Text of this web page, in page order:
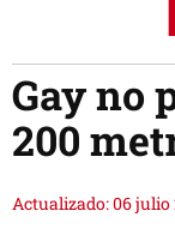
Gay no
200
Actualizado: 06 julio